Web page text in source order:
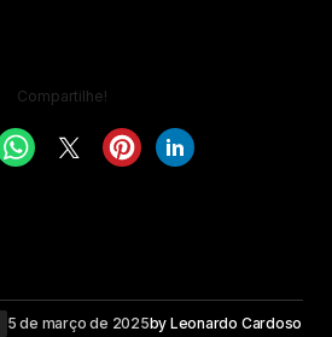
Compartilhe!
5 de março de 2025by Leonardo Cardoso